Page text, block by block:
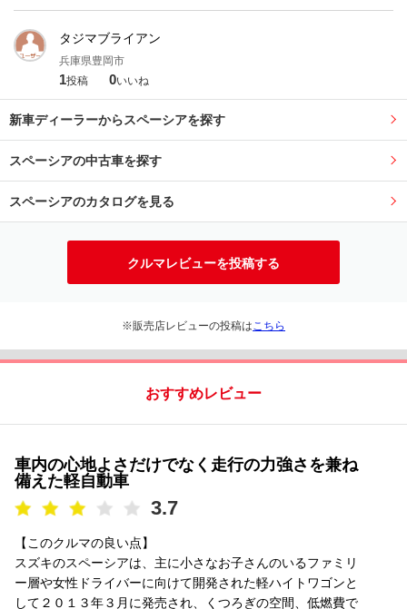
タジマブライアン
兵庫県豊岡市
1投稿 0いいね
新車ディーラーからスペーシアを探す
スペーシアの中古車を探す
スペーシアのカタログを見る
クルマレビューを投稿する
※販売店レビューの投稿は こちら
おすすめレビュー
車内の心地よさだけでなく走行の力強さを兼ね
備えた軽自動車
3.7
【このクルマの良い点】
スズキのスペーシアは、主に小さなお子さんのいるファミリ
ー層や女性ドライバーに向けて開発された軽ハイトワゴンと
して２０１３年３月に発売され、くつろぎの空間、低燃費で